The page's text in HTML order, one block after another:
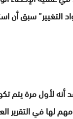
التغيير” سبق أن
أنه لأول مرة يتم
لها في التقرير